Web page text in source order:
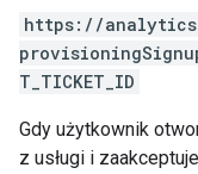
https://
T_TICKET_ID
Gdy użytkownik
z usługi i